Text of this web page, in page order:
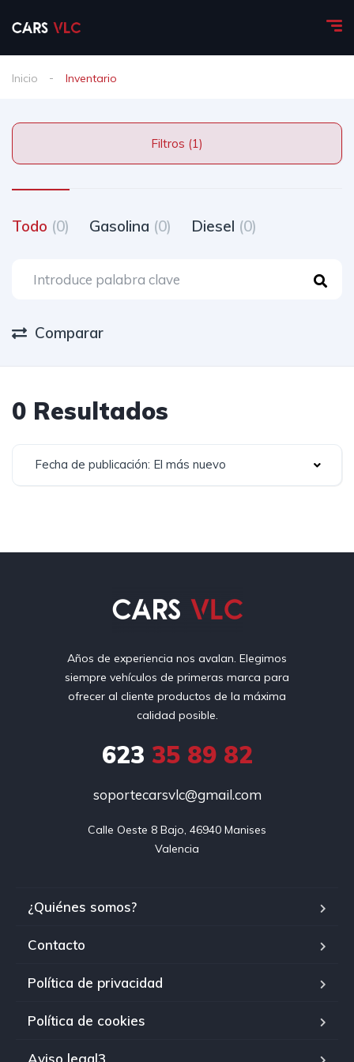
Inicio Inventario
Filtros (1)
Todo (0) Gasolina (0) Diesel (0)
Comparar
0 Resultados
Fecha de publicación: El más nuevo
Años de experiencia nos avalan. Elegimos
siempre vehículos de primeras marca para
ofrecer al cliente productos de la máxima
calidad posible.
623 35 89 82
soportecarsvlc@gmail.com
Calle Oeste 8 Bajo, 46940 Manises
Valencia
¿Quiénes somos?
Contacto
Política de privacidad
Política de cookies
Aviso legal3